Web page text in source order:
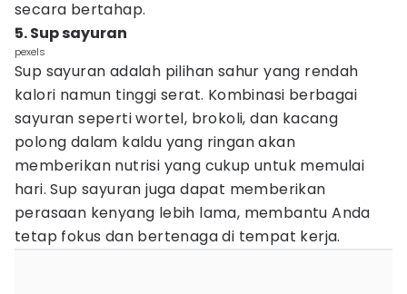
secara bertahap.
5. Sup sayuran
pexels
Sup sayuran adalah pilihan sahur yang rendah
kalori namun tinggi serat. Kombinasi berbagai
sayuran seperti wortel, brokoli, dan kacang
polong dalam kaldu yang ringan akan
memberikan nutrisi yang cukup untuk memulai
hari. Sup sayuran juga dapat memberikan
perasaan kenyang lebih lama, membantu Anda
tetap fokus dan bertenaga di tempat kerja.